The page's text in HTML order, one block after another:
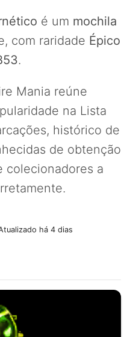
é um mochila
com raridade Épico
.
Mania reúne
na Lista
histórico de
de obtenção
colecionadores a
há 4 dias